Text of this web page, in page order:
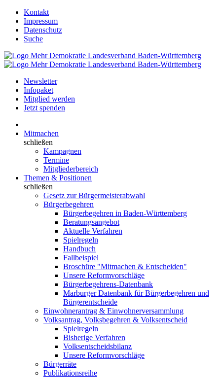
Kontakt
Impressum
Datenschutz
Suche
Newsletter
Infopaket
Mitglied werden
Jetzt spenden
Mitmachen
schließen
Kampagnen
Termine
Mitgliederbereich
Themen & Positionen
schließen
Gesetz zur Bürgermeisterabwahl
Bürgerbegehren
Bürgerbegehren in Baden-Württemberg
Beratungsangebot
Aktuelle Verfahren
Spielregeln
Handbuch
Fallbeispiel
Broschüre "Mitmachen & Entscheiden"
Unsere Reformvorschläge
Bürgerbegehrens-Datenbank
Marburger Datenbank für Bürgerbegehren und
Bürgerentscheide
Einwohnerantrag & Einwohnerversammlung
Volksantrag, Volksbegehren & Volksentscheid
Spielregeln
Bisherige Verfahren
Volksentscheidsbilanz
Unsere Reformvorschläge
Bürgerräte
Publikationsreihe